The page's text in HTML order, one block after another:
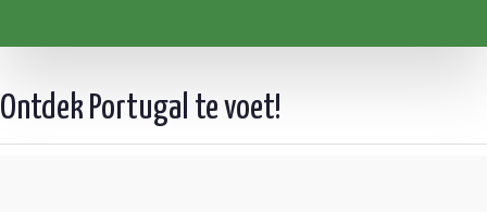
Ontdek Portugal te voet!